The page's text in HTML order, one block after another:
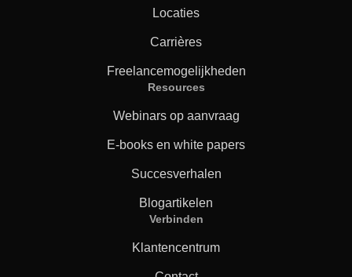
Locaties
Carrières
Freelancemogelijkheden
Resources
Webinars op aanvraag
E-books en white papers
Succesverhalen
Blogartikelen
Verbinden
Klantencentrum